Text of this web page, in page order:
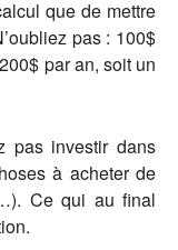
que de mettre
pas : 100$
par an, soit un
pas investir dans
à acheter de
Ce qui au final